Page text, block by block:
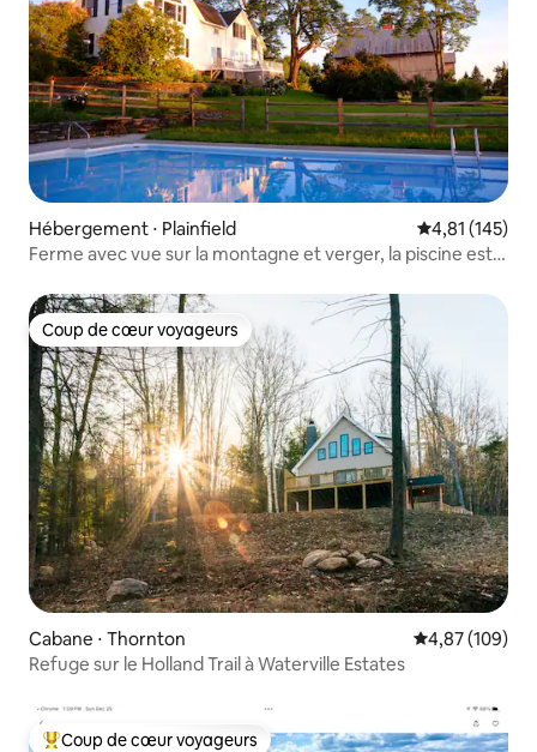
Hébergement ⋅ Plainfield Évaluation
4,81 (145)
Ferme avec vue sur la montagne et verger, la piscine est
Coup de cœur voyageurs
Coup de cœur voyageurs
Cabane ⋅ Thornton Évaluation
4,87 (109)
Refuge sur le Holland Trail à Waterville Estates
Coup de cœur voyageurs